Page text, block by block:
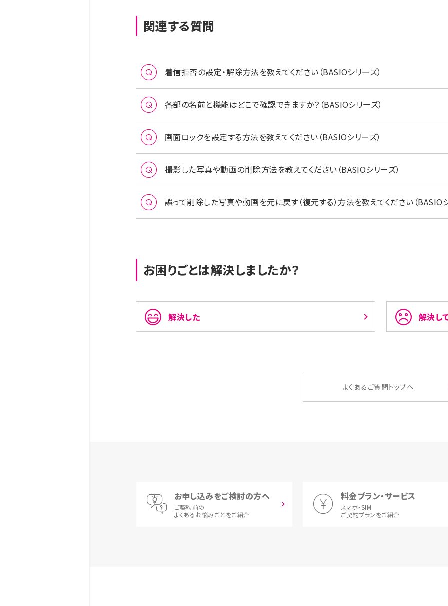
関連する質問
着信拒否の設定・解除方法を教えてください（BASIOシリーズ）
各部の名前と機能はどこで確認できますか？（BASIOシリーズ）
画面ロックを設定する方法を教えてください（BASIOシリーズ）
撮影した写真や動画の削除方法を教えてください（BASIOシリーズ）
誤って削除した写真や動画を元に戻す（復元する）方法を教えてください（BASIO
お困りごとは解決しましたか？
解決した 解決し
よくあるご質問トップへ
お申し込みをご検討の方へ
ご契約前の
よくあるお悩みごとをご紹介
料金プラン・サービス
スマホ・SIM
ご契約プランをご紹介